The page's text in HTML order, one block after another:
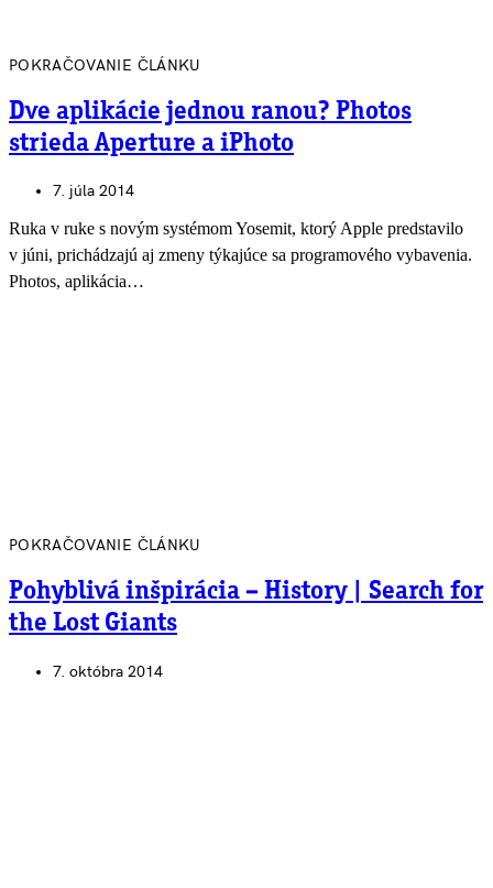
POKRAČOVANIE ČLÁNKU
Dve aplikácie jednou ranou? Photos
strieda Aperture a iPhoto
7. júla 2014
Ruka v ruke s novým systémom Yosemit, ktorý Apple predstavilo
v júni, prichádzajú aj zmeny týkajúce sa programového vybavenia.
Photos, aplikácia…
POKRAČOVANIE ČLÁNKU
Pohyblivá inšpirácia – History | Search for
the Lost Giants
7. októbra 2014